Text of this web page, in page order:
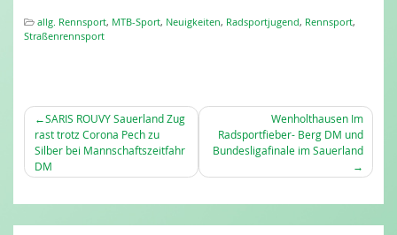
allg. Rennsport, MTB-Sport, Neuigkeiten, Radsportjugend, Rennsport,
Straßenrennsport
BEITRAGSNAVIGATION
SARIS ROUVY Sauerland Zug
rast trotz Corona Pech zu
Silber bei Mannschaftszeitfahr
DM
Wenholthausen Im
Radsportfieber- Berg DM und
Bundesligafinale im Sauerland